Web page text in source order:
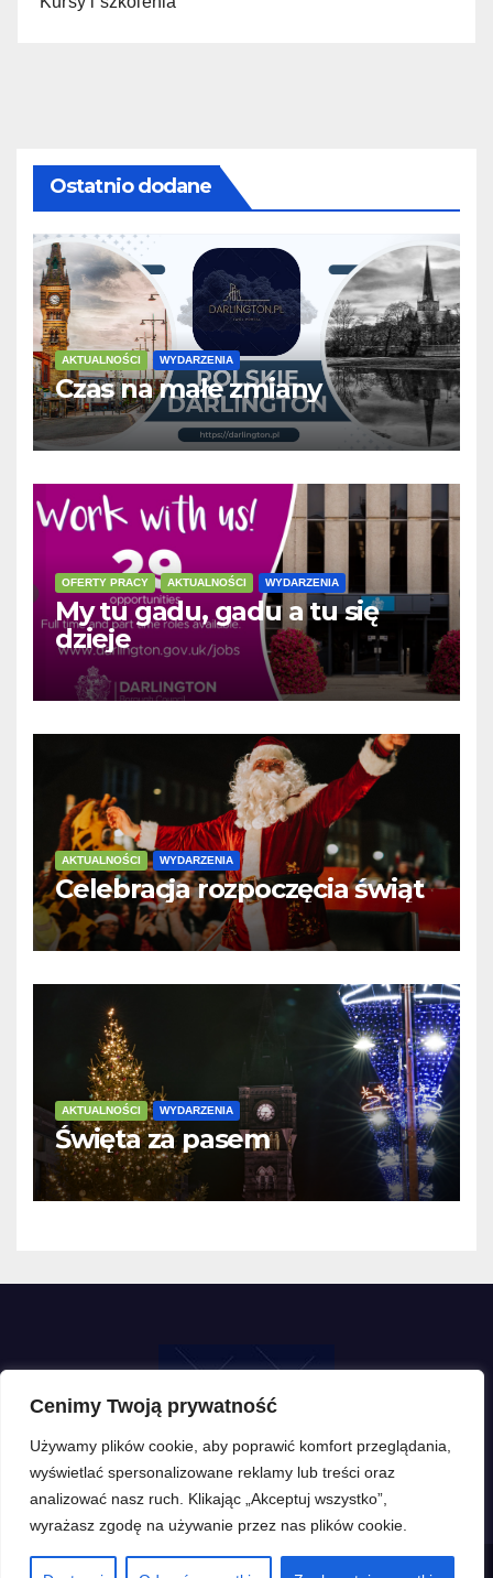
Cenimy Twoją prywatność
Używamy plików cookie, aby poprawić komfort przeglądania,
wyświetlać spersonalizowane reklamy lub treści oraz
analizować nasz ruch. Klikając „Akceptuj wszystko”,
wyrażasz zgodę na używanie przez nas plików cookie.
Ostatnio dodane
AKTUALNOŚCI WYDARZENIA
Czas na małe zmiany
OFERTY PRACY AKTUALNOŚCI WYDARZENIA
My tu gadu, gadu a tu się
dzieje
AKTUALNOŚCI WYDARZENIA
Celebracja rozpoczęcia świąt
AKTUALNOŚCI WYDARZENIA
Święta za pasem